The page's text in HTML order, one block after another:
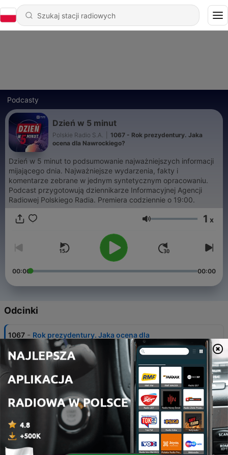
Podcasty
Dzień w 5 minut
Polskie Radio S.A.
1067 - Rok prezydentury. Jaka
ocena dla Nawrockiego?
Dzień w 5 minut to podsumowanie najważniejszych informacji
mijającego dnia. Najważniejsze wydarzenia, fakty i
komentarze zebrane w jednym syntetycznym opracowaniu.
Podcast przygotowują dziennikarze Informacyjnej Agencji
Radiowej Polskiego Radia. Premiera codziennie o 19:00.
Głośność 1 x
00:00 00:00
Odcinki
1067 - Rok prezydentury. Jaka ocena dla
Nawrockiego?
06 sie 2026
1066 - Premier Tusk o zamachu na Konstytucję
1065 - Uff jak gorąco. Fala upałów rozlała się po Polsce
04 sie 2026
1064 - Hiszpańska Ceuta - piekło zamiast raju dla